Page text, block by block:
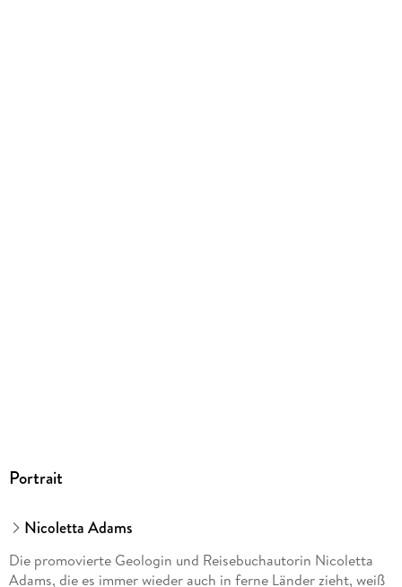
Portrait
Nicoletta Adams
Die promovierte Geologin und Reisebuchautorin Nicoletta
Adams, die es immer wieder auch in ferne Länder zieht, weiß